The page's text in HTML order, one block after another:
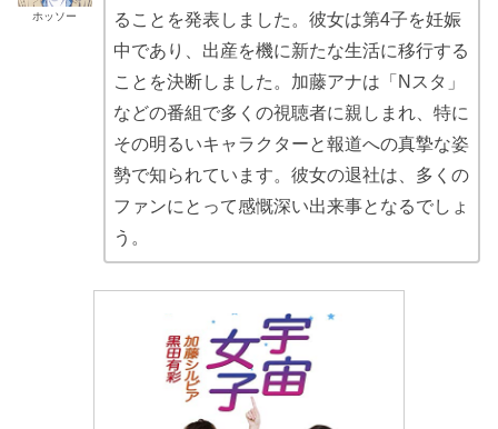
ホッソー
ることを発表しました。彼女は第4子を妊娠
中であり、出産を機に新たな生活に移行する
ことを決断しました。加藤アナは「Nスタ」
などの番組で多くの視聴者に親しまれ、特に
その明るいキャラクターと報道への真摯な姿
勢で知られています。彼女の退社は、多くの
ファンにとって感慨深い出来事となるでしょ
う。